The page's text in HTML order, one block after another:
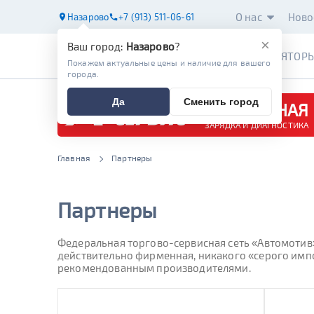
Назарово +7 (913) 511-06-61 О нас
БЕСПЛАТНАЯ
ЗАРЯДКА И ДИАГНОСТИКА
Главная Партнеры
Партнеры
Федеральная торгово-сервисная сеть
действительно фирменная, никакого «серого
рекомендованным производителями.
×
Ваш город: Назарово?
Покажем актуальные цены и наличие для вашего
города.
Да Сменить город